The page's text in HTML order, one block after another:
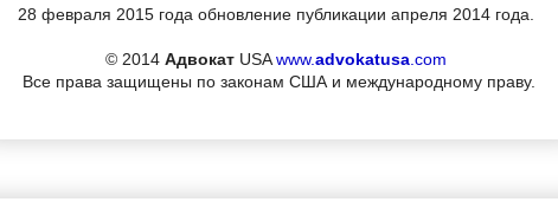
28 февраля 2015 года обновление публикации апреля 2014 года.
© 2014 Адвокат USAwww.advokatusa .com
Все права защищены по законам США и международному праву.